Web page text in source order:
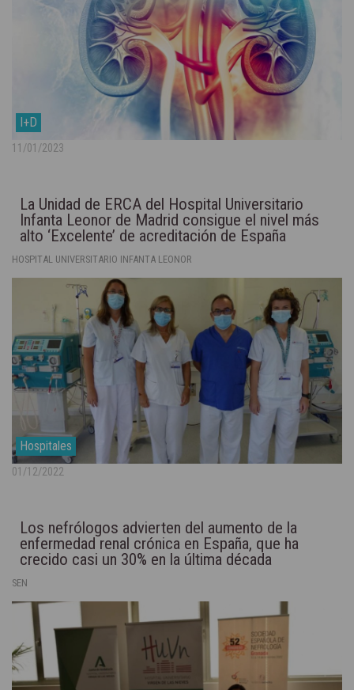
I+D
11/01/2023
La Unidad de ERCA del Hospital Universitario
Infanta Leonor de Madrid consigue el nivel más
alto ‘Excelente’ de acreditación de España
HOSPITAL UNIVERSITARIO INFANTA LEONOR
Hospitales
01/12/2022
Los nefrólogos advierten del aumento de la
enfermedad renal crónica en España, que ha
crecido casi un 30% en la última década
SEN